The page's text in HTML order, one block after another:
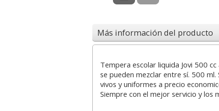
Más información del producto
Tempera escolar liquida Jovi 500
se pueden mezclar entre sí. 500
vivos y uniformes a precio
Siempre con el mejor servicio y los
Libro de Reservas -
31,16 con Iva 2,12 con